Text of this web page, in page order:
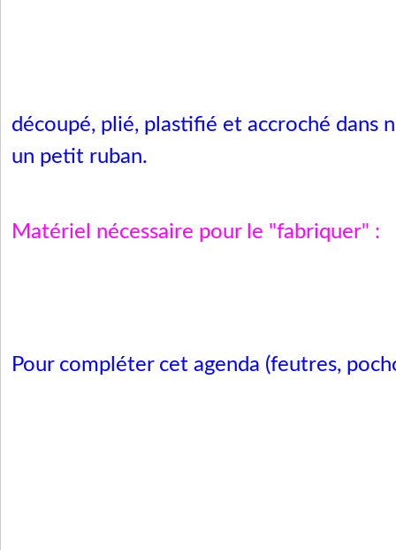
découpé, plié, plastifié et accroché dans
un petit ruban.
Matériel nécessaire pour le "fabriquer" :
Pour compléter cet agenda (feutres,